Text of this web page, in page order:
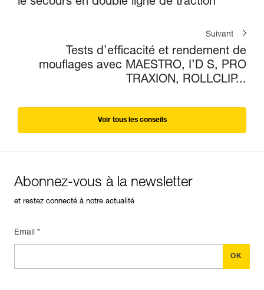
Suivant
Tests d’efficacité et rendement de
mouflages avec MAESTRO, I’D S, PRO
TRAXION, ROLLCLIP...
Voir tous les conseils
Abonnez-vous à la newsletter
et restez connecté à notre actualité
Email *